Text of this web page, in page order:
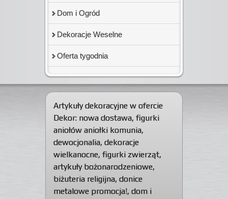
Dom i Ogród
Dekoracje Weselne
Oferta tygodnia
Artykuły dekoracyjne w ofercie
Dekor: nowa dostawa, figurki
aniołów aniołki komunia,
dewocjonalia, dekoracje
wielkanocne, figurki zwierząt,
artykuły bożonarodzeniowe,
biżuteria religijna, donice
metalowe promocja!, dom i